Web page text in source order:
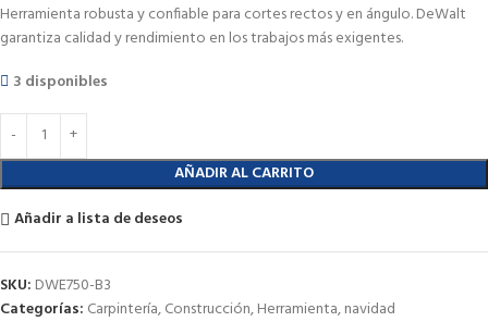
Herramienta robusta y confiable para cortes rectos y en ángulo. DeWalt
garantiza calidad y rendimiento en los trabajos más exigentes.
3 disponibles
AÑADIR AL CARRITO
Añadir a lista de deseos
SKU: DWE750-B3
Categorías: Carpintería,Construcción,Herramienta,navidad